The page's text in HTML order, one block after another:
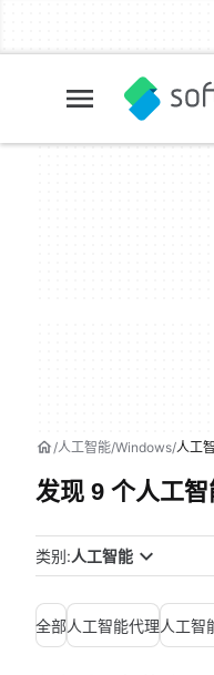
人工智能 Windows 人工
发现 9 个人工
类别:人工智能
全部人工智能代理人工智